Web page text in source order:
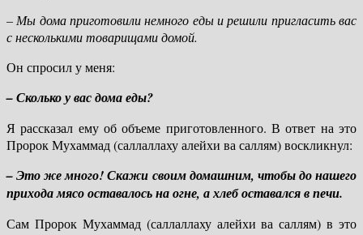
– Мы дома приготовили немного еды и решили пригласить вас
с несколькими товарищами домой.
Он спросил у меня:
– Сколько у вас дома еды?
Я рассказал ему об объеме приготовленного. В ответ на это
Пророк Мухаммад (саллаллаху алейхи ва саллям) воскликнул:
– Это же много! Скажи своим домашним, чтобы до нашего
прихода мясо оставалось на огне, а хлеб оставался в печи.
Сам Пророк Мухаммад (саллаллаху алейхи ва саллям) в это